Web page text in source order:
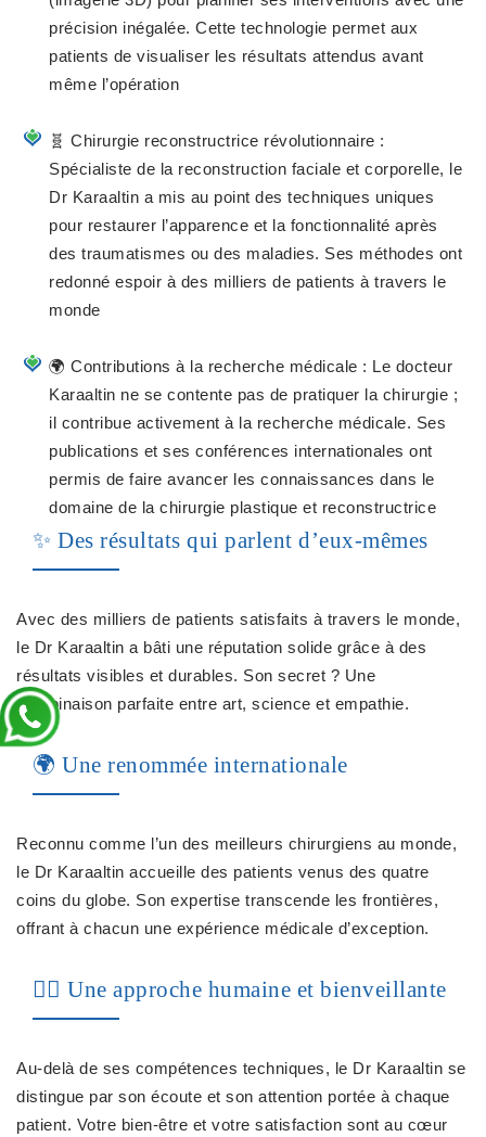
précision inégalée. Cette technologie permet aux
patients de visualiser les résultats attendus avant
même l’opération
🧬 Chirurgie reconstructrice révolutionnaire :
Spécialiste de la reconstruction faciale et corporelle, le
Dr Karaaltin a mis au point des techniques uniques
pour restaurer l’apparence et la fonctionnalité après
des traumatismes ou des maladies. Ses méthodes ont
redonné espoir à des milliers de patients à travers le
monde
🌍 Contributions à la recherche médicale : Le docteur
Karaaltin ne se contente pas de pratiquer la chirurgie ;
il contribue activement à la recherche médicale. Ses
publications et ses conférences internationales ont
permis de faire avancer les connaissances dans le
domaine de la chirurgie plastique et reconstructrice
✨ Des résultats qui parlent d’eux-mêmes
Avec des milliers de patients satisfaits à travers le monde,
le Dr Karaaltin a bâti une réputation solide grâce à des
résultats visibles et durables. Son secret ? Une
combinaison parfaite entre art, science et empathie.
🌍 Une renommée internationale
Reconnu comme l’un des meilleurs chirurgiens au monde,
le Dr Karaaltin accueille des patients venus des quatre
coins du globe. Son expertise transcende les frontières,
offrant à chacun une expérience médicale d’exception.
👨‍⚕️ Une approche humaine et bienveillante
Au-delà de ses compétences techniques, le Dr Karaaltin se
distingue par son écoute et son attention portée à chaque
patient. Votre bien-être et votre satisfaction sont au cœur